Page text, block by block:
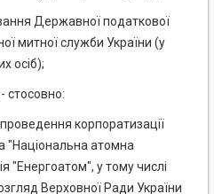
Державної податкової
митної служби України (у
осіб);
стосовно:
корпоратизації
"Національна атомна
"Енергоатом", у тому числі
Верховної Ради України